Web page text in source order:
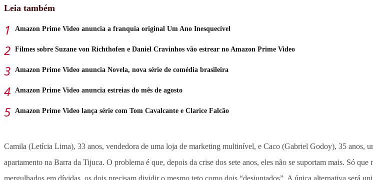
Leia também
Amazon Prime Video anuncia a franquia original Um Ano Inesquecível
Filmes sobre Suzane von Richthofen e Daniel Cravinhos vão estrear no Amazon Prime Video
Amazon Prime Video anuncia Novela, nova série de comédia brasileira
Amazon Prime Video anuncia estreias do mês de agosto
Amazon Prime Video lança série com Tom Cavalcante e Clarice Falcão
Camila (Letícia Lima), 33 anos, vendedora de uma loja de marketing multinível, e Caco (Gabriel Godoy), 35 anos,
apartamento na Barra da Tijuca. O problema é que, depois da crise dos sete anos, eles não se suportam mais. Só